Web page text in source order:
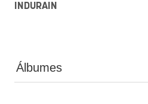
INDURAIN
Álbumes